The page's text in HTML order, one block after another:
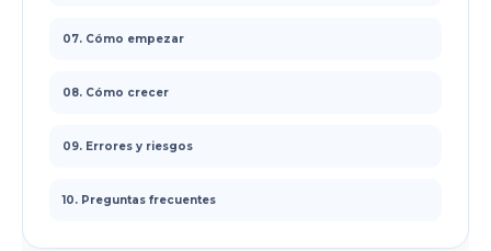
07. Cómo empezar
08. Cómo crecer
09. Errores y riesgos
10. Preguntas frecuentes